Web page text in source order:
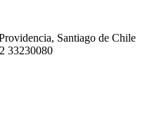
Santiago de Chile
33230080